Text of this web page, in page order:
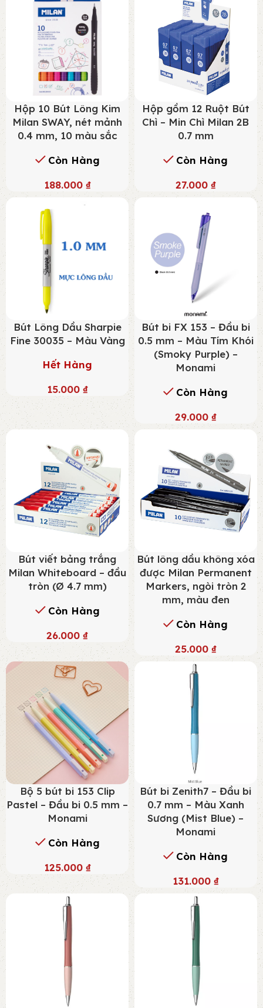
Hộp 10 Bút Lông Kim
Milan SWAY, nét mảnh
0.4 mm, 10 màu sắc
Còn Hàng
188.000 ₫
Hộp gồm 12 Ruột Bút
Chì – Min Chì Milan 2B
0.7 mm
Còn Hàng
27.000 ₫
Bút Lông Dầu Sharpie
Fine 30035 – Màu Vàng
Hết Hàng
15.000 ₫
Bút bi FX 153 – Đầu bi
0.5 mm – Màu Tím Khói
(Smoky Purple) –
Monami
Còn Hàng
29.000 ₫
Bút viết bảng trắng
Milan Whiteboard – đầu
tròn (Ø 4.7 mm)
Còn Hàng
26.000 ₫
Bút lông dầu không xóa
được Milan Permanent
Markers, ngòi tròn 2
mm, màu đen
Còn Hàng
25.000 ₫
Bộ 5 bút bi 153 Clip
Pastel – Đầu bi 0.5 mm –
Monami
Còn Hàng
125.000 ₫
Bút bi Zenith7 – Đầu bi
0.7 mm – Màu Xanh
Sương (Mist Blue) –
Monami
Còn Hàng
131.000 ₫